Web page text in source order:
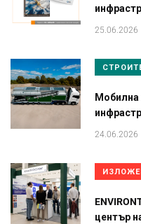
25.06.2026
Мобилна
24.06.2026
център